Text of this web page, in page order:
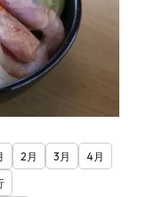
2月 3月
4月